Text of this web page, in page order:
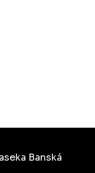
Banská